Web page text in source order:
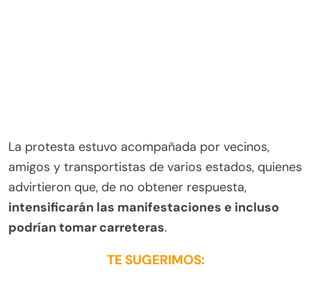
La protesta estuvo acompañada por vecinos,
amigos y transportistas de varios estados, quienes
advirtieron que, de no obtener respuesta,
intensificarán las manifestaciones e incluso
podrían tomar carreteras.
TE SUGERIMOS: